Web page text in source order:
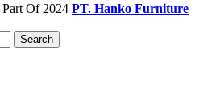
Part Of 2024 PT. Hanko Furniture
Search